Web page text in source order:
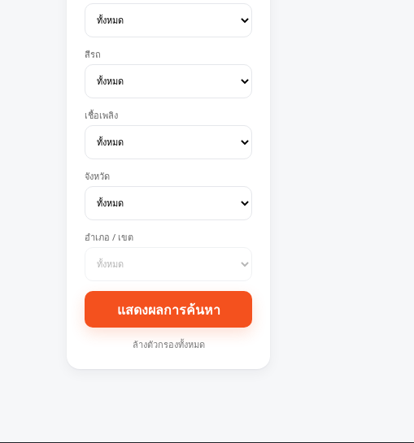
สีรถ
เชื้อเพลิง
จังหวัด
อำเภอ / เขต
แสดงผลการค้นหา
ล้างตัวกรองทั้งหมด